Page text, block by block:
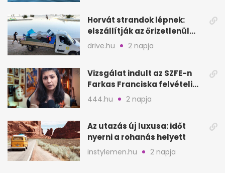
Horvát strandok lépnek:
elszállítják az őrizetlenül
hagyott törölközőket
drive.hu 2 napja
Vizsgálat indult az SZFE-n
Farkas Franciska felvételi
videója után
444.hu 2 napja
Az utazás új luxusa: időt
nyerni a rohanás helyett
instylemen.hu 2 napja